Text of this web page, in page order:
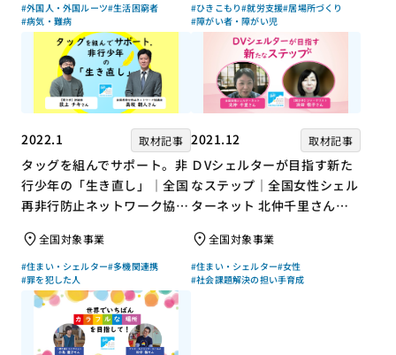
#外国人・外国ルーツ#生活困窮者
#病気・難病
#ひきこもり#就労支援#居場所づくり
#障がい者・障がい児
2022.1 取材記事
タッグを組んでサポート。非
行少年の「生き直し」｜全国
再非行防止ネットワーク協議
上チキさん【聞き手】
全国対象事業
#住まい・シェルター#多機関連携
#罪を犯した人
2021.12 取材記事
ＤVシェルターが目指す新た
なステップ｜全国女性シェル
ターネット 北仲千里さん×
ん【聞き手】
全国対象事業
#住まい・シェルター#女性
#社会課題解決の担い手育成